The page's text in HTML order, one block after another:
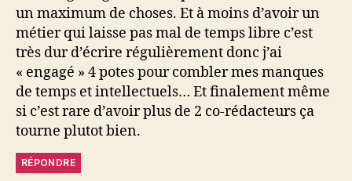
un maximum de choses. Et à moins d’avoir un
métier qui laisse pas mal de temps libre c’est
très dur d’écrire régulièrement donc j’ai
« engagé » 4 potes pour combler mes manques
de temps et intellectuels… Et finalement même
si c’est rare d’avoir plus de 2 co-rédacteurs ça
tourne plutot bien.
RÉPONDRE